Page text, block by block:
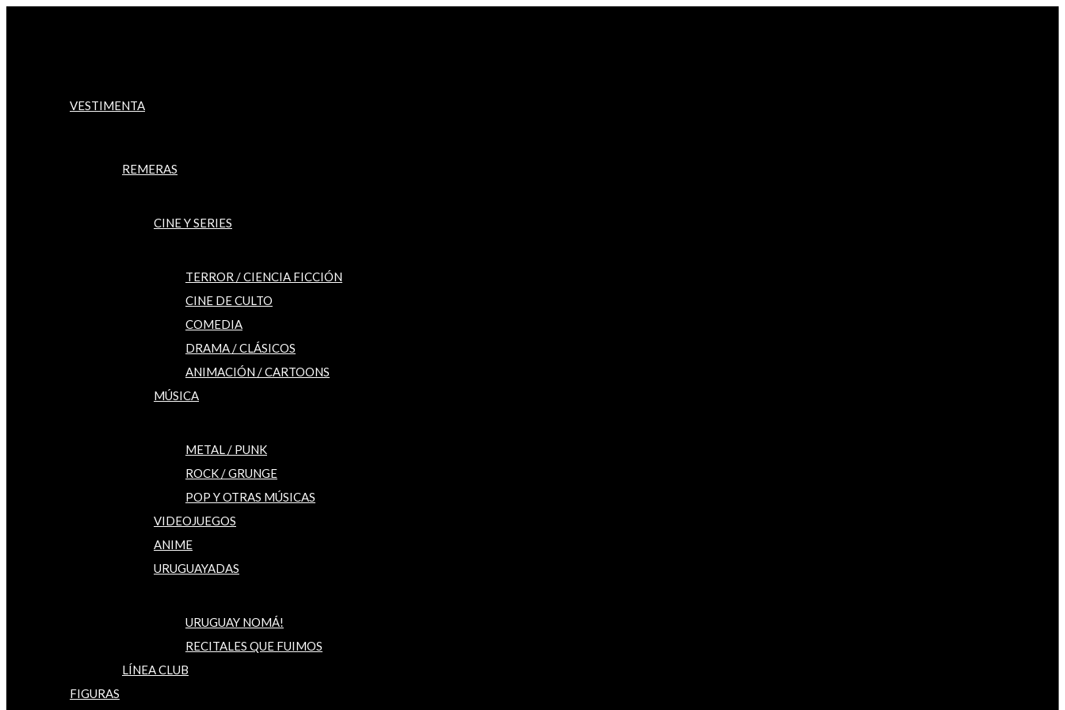
VESTIMENTA
REMERAS
CINE Y SERIES
TERROR / CIENCIA FICCIÓN
CINE DE CULTO
COMEDIA
DRAMA / CLÁSICOS
ANIMACIÓN / CARTOONS
MÚSICA
METAL / PUNK
ROCK / GRUNGE
POP Y OTRAS MÚSICAS
VIDEOJUEGOS
ANIME
URUGUAYADAS
URUGUAY NOMÁ!
RECITALES QUE FUIMOS
LÍNEA CLUB
FIGURAS